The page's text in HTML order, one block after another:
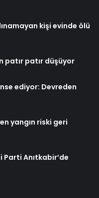
kişi evinde ölü
patır patır düşüyor
ediyor: Devreden
yangın riski geri
Parti Anıtkabir’de